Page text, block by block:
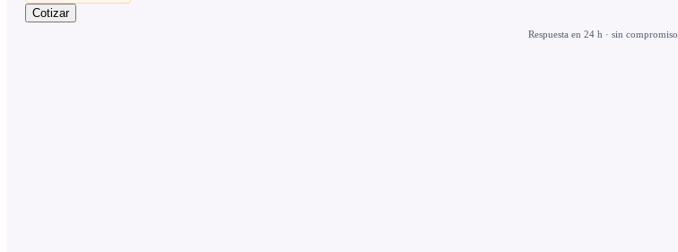
Cotizar
Respuesta en 24 h · sin compromiso